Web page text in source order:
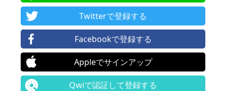
Twitterで登録する
Facebookで登録する
Appleでサインアップ
Qwiで認証して登録する